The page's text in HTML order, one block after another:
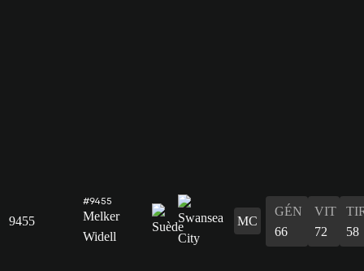
9455
#9455
Melker
Widell
MC
GÉN
66
VIT
72
58